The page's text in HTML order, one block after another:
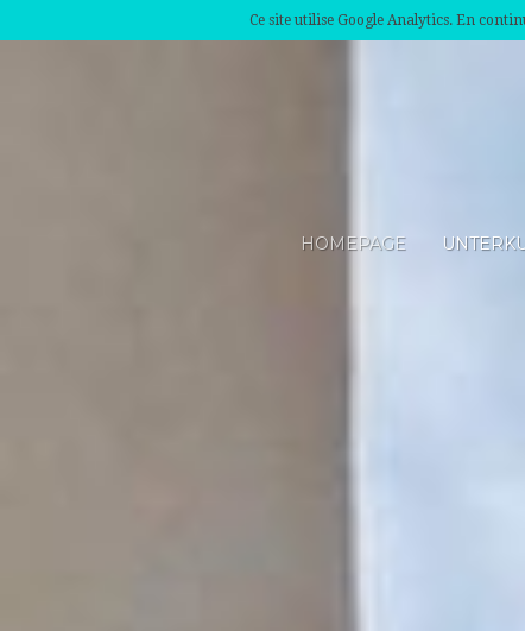
Ce site utilise Google Analytics. En
HOMEPAGE